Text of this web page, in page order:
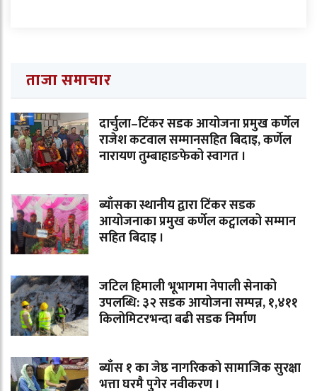
ताजा समाचार
दार्चुला–टिंकर सडक आयोजना प्रमुख कर्णेल
राजेश कटवाल सम्मानसहित बिदाइ, कर्णेल
नारायण तुम्बाहाङफेको स्वागत ।
ब्याँसका स्थानीय द्वारा टिंकर सडक
आयोजनाका प्रमुख कर्णेल कट्वालको सम्मान
सहित बिदाइ ।
जटिल हिमाली भूभागमा नेपाली सेनाको
उपलब्धि: ३२ सडक आयोजना सम्पन्न, १,४११
किलोमिटरभन्दा बढी सडक निर्माण
ब्याँस १ का जेष्ठ नागरिकको सामाजिक सुरक्षा
भत्ता घरमै पुगेर नवीकरण ।